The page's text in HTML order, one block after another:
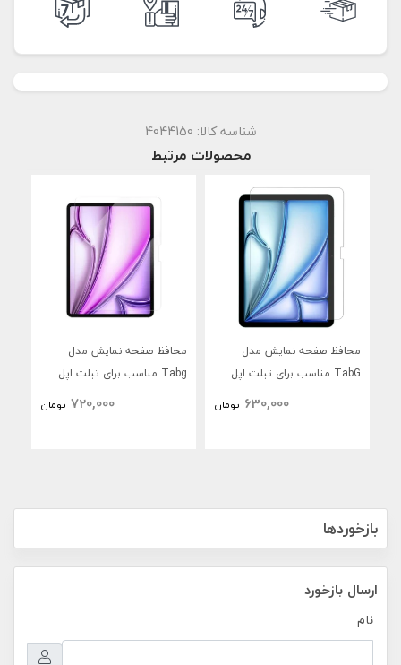
شناسه کالا: 4044150
محصولات مرتبط
محافظ صفحه نمایش مدل
TabG مناسب برای تبلت اپل
iPad Air 11 inch 2026 M4
630,000 تومان
محافظ صفحه نمایش مدل
Tabg مناسب برای تبلت اپل
iPad Air 13 inch 2026 M4
720,000 تومان
بازخوردها
ارسال بازخورد
نام